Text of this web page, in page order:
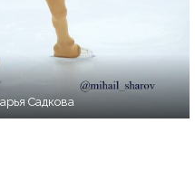
Садкова